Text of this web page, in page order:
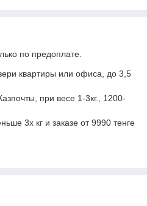
по предоплате.
квартиры или офиса, до 3,5
при весе 1-3кг., 1200-
3х кг и заказе от 9990 тенге